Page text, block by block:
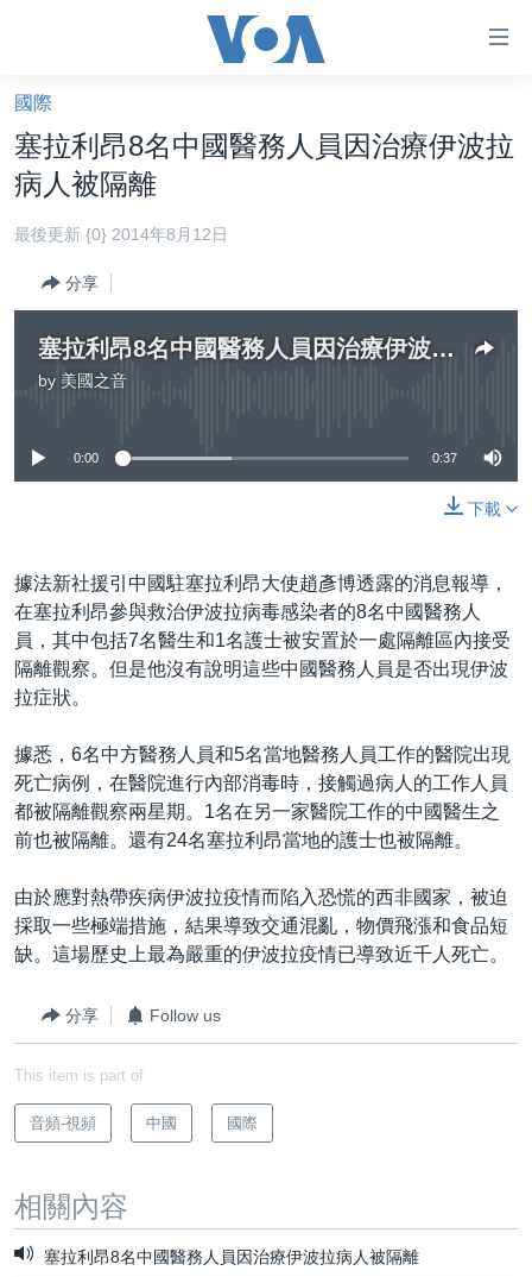
礙
鏈
接
跳
轉
容
跳
檢
索
美國大選2024
美中關係
海外港人
新聞自由
美國
經貿
視頻
每日視頻新聞
美國專訊
視頻存檔
YOUTUBE頻道
音頻
新聞音頻
海外港人
港人港心
美國透視
建國史話
國語
關注我們
其他語言網站
國際
塞拉利昂8名中國醫務人員因治療伊波拉
病人被隔離
最後更新 {0} 2014年8月12日
分享
塞拉利昂8名中國醫務人員因治療伊波拉病人被隔離
by 美國之音
0:00 0:37
下載
據法新社援引中國駐塞拉利昂大使趙彥博透露的消息報導，
在塞拉利昂參與救治伊波拉病毒感染者的8名中國醫務人
員，其中包括7名醫生和1名護士被安置於一處隔離區內接受
隔離觀察。但是他沒有說明這些中國醫務人員是否出現伊波
拉症狀。
據悉，6名中方醫務人員和5名當地醫務人員工作的醫院出現
死亡病例，在醫院進行內部消毒時，接觸過病人的工作人員
都被隔離觀察兩星期。1名在另一家醫院工作的中國醫生之
前也被隔離。還有24名塞拉利昂當地的護士也被隔離。
由於應對熱帶疾病伊波拉疫情而陷入恐慌的西非國家，被迫
採取一些極端措施，結果導致交通混亂，物價飛漲和食品短
缺。這場歷史上最為嚴重的伊波拉疫情已導致近千人死亡。
分享 Follow us
This item is part of
音頻-視頻 中國 國際
相關內容
塞拉利昂8名中國醫務人員因治療伊波拉病人被隔離